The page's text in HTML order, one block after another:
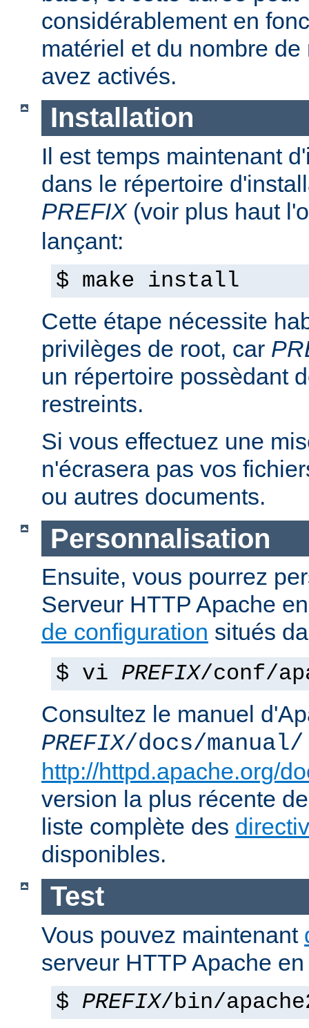
considérablement en
matériel et du nombre
avez activés.
Installation
Il est temps maintenant
dans le répertoire
PREFIX(voir plus haut
lançant:
$ make install
Cette étape nécessite
privilèges de root, car
un répertoire possèdant
restreints.
Si vous effectuez une
n'écrasera pas vos
ou autres documents.
Personnalisation
Ensuite, vous pourrez
Serveur HTTP Apache
de configuration situés
$ vi PREFIX/conf/
Consultez le manuel
PREFIX/docs/manual/
http://httpd.apache.org/
version la plus récente
liste complète des
disponibles.
Test
Vous pouvez maintenant
serveur HTTP Apache
$ PREFIX/bin/